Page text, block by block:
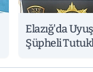
Elazığ'da
Şüpheli